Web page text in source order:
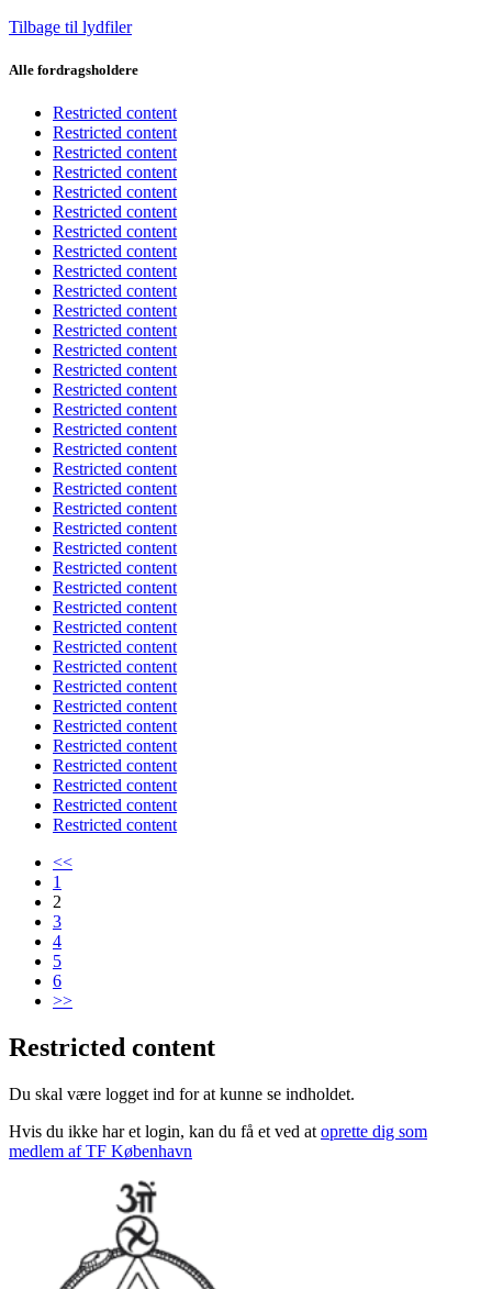
Tilbage til lydfiler
Alle fordragsholdere
Restricted content
Restricted content
Restricted content
Restricted content
Restricted content
Restricted content
Restricted content
Restricted content
Restricted content
Restricted content
Restricted content
Restricted content
Restricted content
Restricted content
Restricted content
Restricted content
Restricted content
Restricted content
Restricted content
Restricted content
Restricted content
Restricted content
Restricted content
Restricted content
Restricted content
Restricted content
Restricted content
Restricted content
Restricted content
Restricted content
Restricted content
Restricted content
Restricted content
Restricted content
Restricted content
Restricted content
Restricted content
<<
1
2
3
4
5
6
>>
Restricted content
Du skal være logget ind for at kunne se indholdet.
Hvis du ikke har et login, kan du få et ved at oprette dig som
medlem af TF København